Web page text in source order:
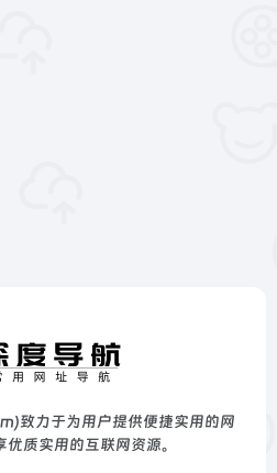
致力于为用户提供便捷实用的网
质实用的互联网资源。